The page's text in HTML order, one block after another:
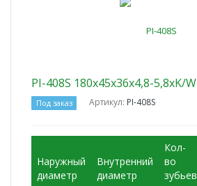
PI-408S 180x45x36x4,8-5,8xK/W
Под заказ Артикул: PI-408S
Наружный
диаметр
Внутренний
диаметр
Кол-
во
зубьев